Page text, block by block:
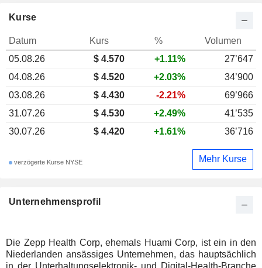
Unternehmensprofil
Die Zepp Health Corp, ehemals Huami Corp, ist ein in den
Niederlanden ansässiges Unternehmen, das hauptsächlich
in der Unterhaltungselektronik- und Digital-Health-Branche
Kurse
Datum Kurs %
Volumen
05.08.26
$ 4.570 +1.11%
27’647
04.08.26
$ 4.520 +2.03%
34’900
03.08.26
$ 4.430 -2.21%
69’966
31.07.26
$ 4.530 +2.49%
41’535
30.07.26
$ 4.420 +1.61% 36’716
verzögerte Kurse NYSE Mehr Kurse